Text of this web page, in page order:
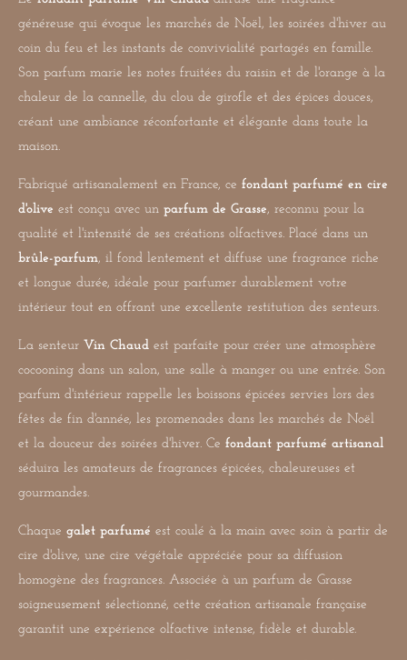
généreuse qui évoque les marchés de Noël, les soirées d'hiver au
coin du feu et les instants de convivialité partagés en famille.
Son parfum marie les notes fruitées du raisin et de l'orange à la
chaleur de la cannelle, du clou de girofle et des épices douces,
créant une ambiance réconfortante et élégante dans toute la
maison.
Fabriqué artisanalement en France, ce fondant parfumé en cire
d'olive est conçu avec un parfum de Grasse, reconnu pour la
qualité et l'intensité de ses créations olfactives. Placé dans un
brûle-parfum, il fond lentement et diffuse une fragrance riche
et longue durée, idéale pour parfumer durablement votre
intérieur tout en offrant une excellente restitution des senteurs.
La senteur Vin Chaud est parfaite pour créer une atmosphère
cocooning dans un salon, une salle à manger ou une entrée. Son
parfum d'intérieur rappelle les boissons épicées servies lors des
fêtes de fin d'année, les promenades dans les marchés de Noël
et la douceur des soirées d'hiver. Ce fondant parfumé artisanal
séduira les amateurs de fragrances épicées, chaleureuses et
gourmandes.
Chaque galet parfumé est coulé à la main avec soin à partir de
cire d'olive, une cire végétale appréciée pour sa diffusion
homogène des fragrances. Associée à un parfum de Grasse
soigneusement sélectionné, cette création artisanale française
garantit une expérience olfactive intense, fidèle et durable.